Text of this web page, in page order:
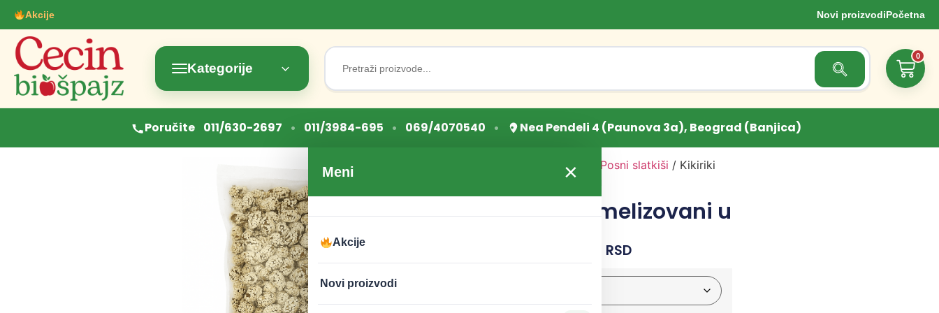
Akcije Novi proizvodiPočetna
Kategorije
Search
for:
Search Button
0
Poručite 011/630-2697 • 011/3984-695 • 069/4070540 • Nea Pendeli 4 (Paunova 3a), Beograd (Banjica)
Meni ×
Akcije
Novi proizvodi
Posna hrana Posni slatkiši / Kikiriki
karamelizovani u susamu
Kikiriki karamelizovani u
RSD